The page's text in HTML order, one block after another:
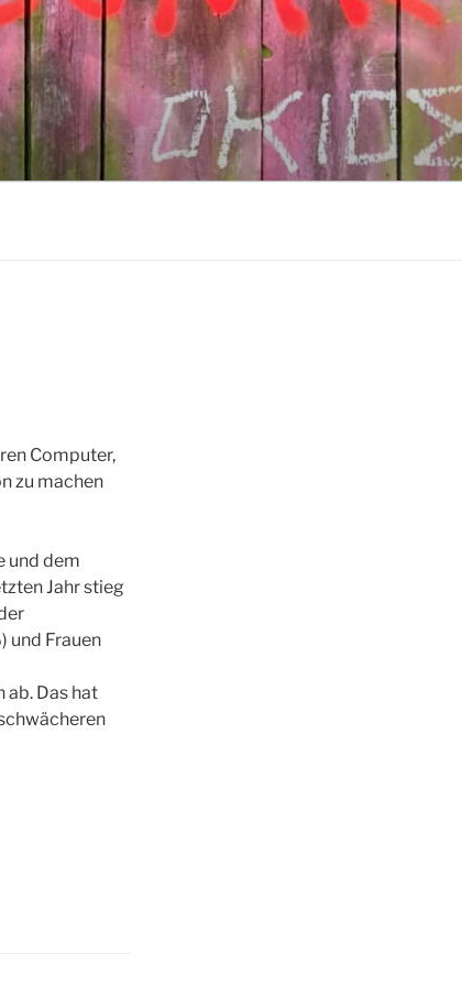
Computer,
zu machen
und dem
Jahr stieg
und Frauen
ab. Das hat